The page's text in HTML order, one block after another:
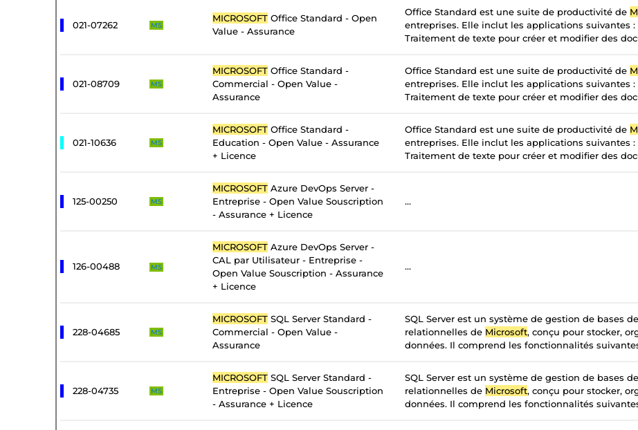
021-07262 MS
MICROSOFT Office Standard - Open
Value - Assurance
Office Standard est une suite de productivité de
entreprises. Elle inclut les applications suivantes :
Traitement de texte pour créer et modifier des
021-08709 MS
MICROSOFT Office Standard -
Commercial - Open Value -
Assurance
Office Standard est une suite de productivité de
entreprises. Elle inclut les applications suivantes :
Traitement de texte pour créer et modifier des
021-10636 MS
MICROSOFT Office Standard -
Education - Open Value - Assurance
+ Licence
Office Standard est une suite de productivité de
entreprises. Elle inclut les applications suivantes :
Traitement de texte pour créer et modifier des
125-00250 MS
MICROSOFT Azure DevOps Server -
Entreprise - Open Value Souscription
- Assurance + Licence
...
126-00488 MS
MICROSOFT Azure DevOps Server -
CAL par Utilisateur - Entreprise -
Open Value Souscription - Assurance
+ Licence
...
228-04685 MS
MICROSOFT SQL Server Standard -
Commercial - Open Value -
Assurance
SQL Server est un système de gestion de bases
relationnelles de Microsoft, conçu pour stocker,
données. Il comprend les fonctionnalités
228-04735 MS
MICROSOFT SQL Server Standard -
Entreprise - Open Value Souscription
- Assurance + Licence
SQL Server est un système de gestion de bases
relationnelles de Microsoft, conçu pour stocker,
données. Il comprend les fonctionnalités